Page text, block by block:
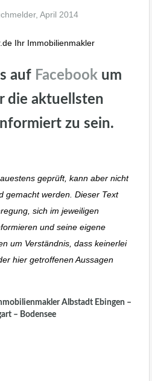
April 2014
Ihr Immobilienmakler
auf Facebookum
die aktuellsten
zu sein.
geprüft, kann aber nicht
gemacht werden. Dieser Text
sich im jeweiligen
und seine eigene
um Verständnis, dass keinerlei
hier getroffenen Aussagen
Albstadt Ebingen –
– Bodensee